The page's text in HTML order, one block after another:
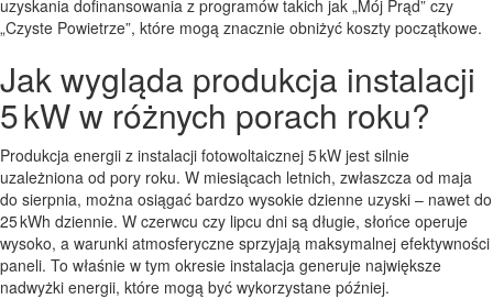
uzyskania dofinansowania z programów takich jak „Mój Prąd” czy
„Czyste Powietrze”, które mogą znacznie obniżyć koszty początkowe.
Jak wygląda produkcja instalacji
5 kW w różnych porach roku?
Produkcja energii z instalacji fotowoltaicznej 5 kW jest silnie
uzależniona od pory roku. W miesiącach letnich, zwłaszcza od maja
do sierpnia, można osiągać bardzo wysokie dzienne uzyski – nawet do
25 kWh dziennie. W czerwcu czy lipcu dni są długie, słońce operuje
wysoko, a warunki atmosferyczne sprzyjają maksymalnej efektywności
paneli. To właśnie w tym okresie instalacja generuje największe
nadwyżki energii, które mogą być wykorzystane później.